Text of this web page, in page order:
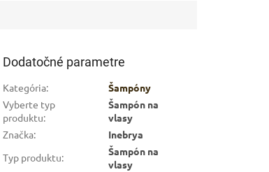
Dodatočné parametre
Kategória:
Šampóny
Vyberte typ
produktu:
Šampón na
vlasy
Značka:
Inebrya
Typ produktu:
Šampón na
vlasy